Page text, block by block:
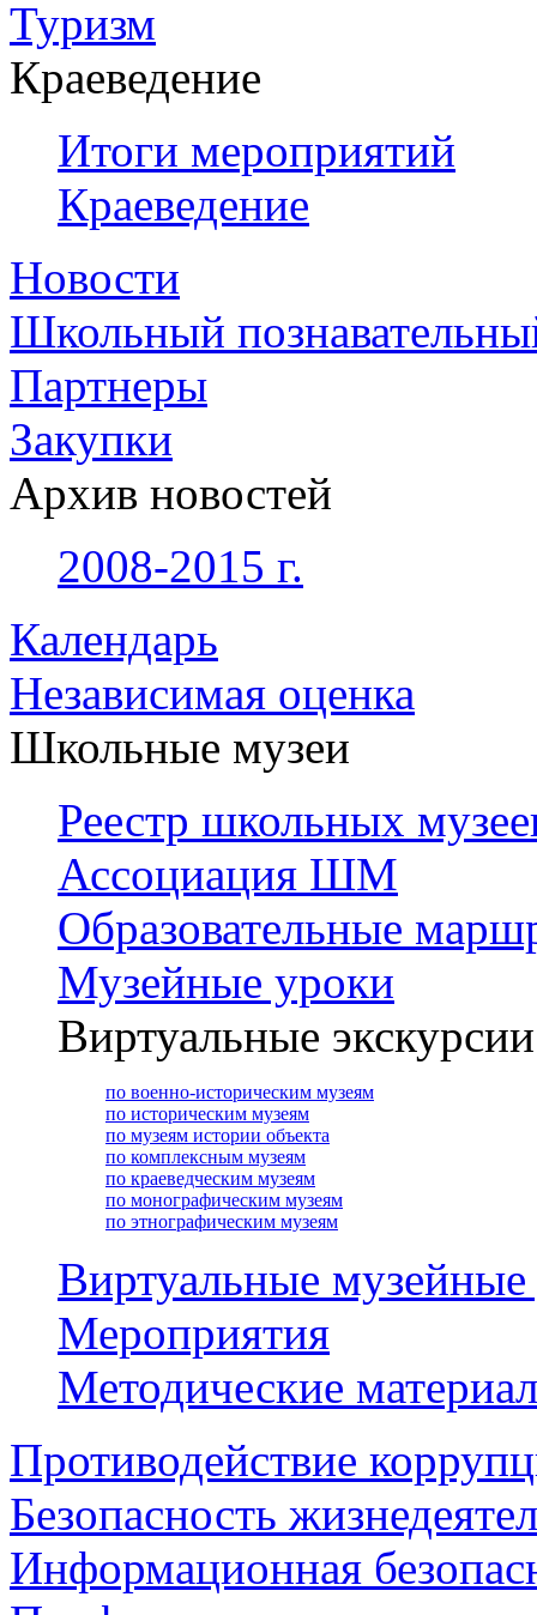
Туризм
Краеведение
Итоги мероприятий
Краеведение
Новости
Школьный
Партнеры
Закупки
Архив новостей
2008-2015 г.
Календарь
Независимая оценка
Школьные музеи
Реестр школьных
Ассоциация ШМ
Образовательные
Музейные уроки
Виртуальные экскурсии
по военно-историческим музеям
по историческим музеям
по музеям истории объекта
по комплексным музеям
по краеведческим музеям
по монографическим музеям
по этнографическим музеям
Виртуальные
Мероприятия
Методические
Противодействие
Безопасность
Информационная